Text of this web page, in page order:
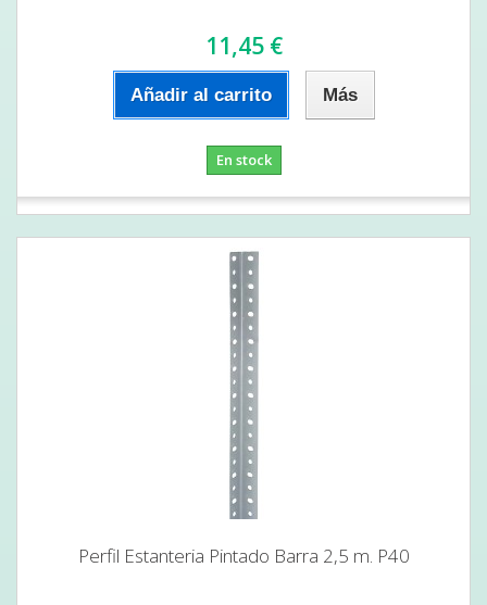
11,45 €
Añadir al carrito Más
En stock
Perfil Estanteria Pintado Barra 2,5 m. P40